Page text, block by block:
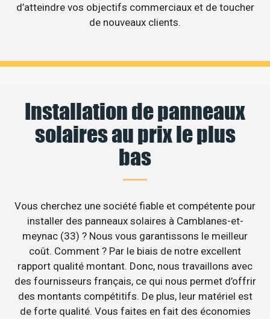
d’atteindre vos objectifs commerciaux et de toucher
de nouveaux clients.
Installation de panneaux
solaires au prix le plus
bas
Vous cherchez une société fiable et compétente pour
installer des panneaux solaires à Camblanes-et-
meynac (33) ? Nous vous garantissons le meilleur
coût. Comment ? Par le biais de notre excellent
rapport qualité montant. Donc, nous travaillons avec
des fournisseurs français, ce qui nous permet d’offrir
des montants compétitifs. De plus, leur matériel est
de forte qualité. Vous faites en fait des économies